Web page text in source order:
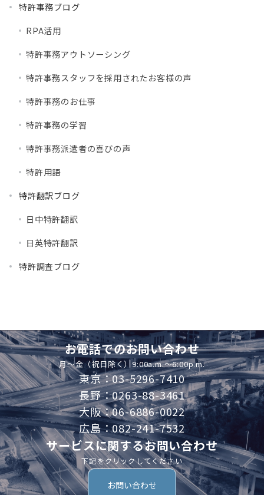
特許事務ブログ
RPA活用
特許事務アウトソーシング
特許事務スタッフを採用されたお客様の声
特許事務のお仕事
特許事務の学習
特許事務派遣者の喜びの声
特許用語
特許翻訳ブログ
日中特許翻訳
日英特許翻訳
特許調査ブログ
お電話でのお問い合わせ
月～金（祝日除く）9:00a.m.～6:00p.m.
東京：03-5296-7410
長野：0263-88-3461
大阪：06-6886-0022
広島：082-241-7532
サービスに関するお問い合わせ
下記をクリックしてください
お問い合わせ